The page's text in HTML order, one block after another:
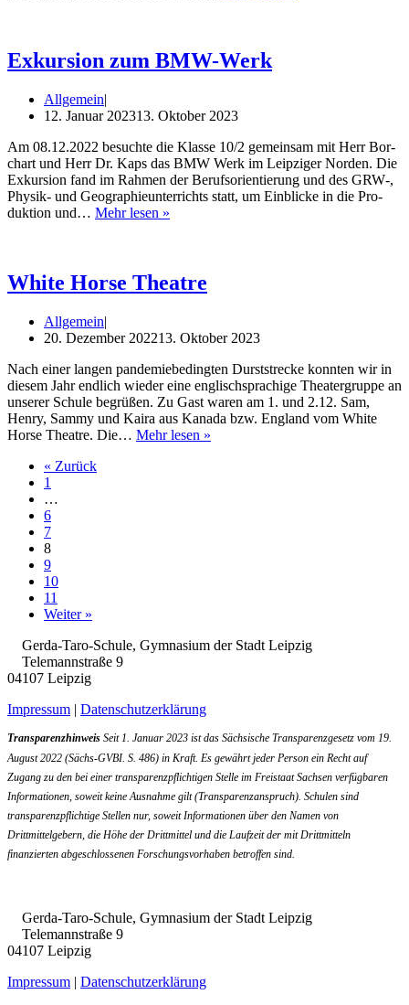
Advent“
Exkursion zum BMW-Werk
Allgemein
12. Januar 202313. Oktober 2023
Am 08.12.2022 besuch­te die Klas­se 10/2 gemein­sam mit Herr Bor­
chart und Herr Dr. Kaps das BMW Werk im Leip­zi­ger Nor­den. Die
Exkur­si­on fand im Rah­men der Berufs­ori­en­tie­rung und des GRW‑,
Phy­­sik- und Geo­gra­phie­un­ter­richts statt, um Ein­bli­cke in die Pro­
duk­ti­on und… Mehr lesen »
BMW-
Werk
White Horse Theatre
Allgemein
20. Dezember 202213. Oktober 2023
Nach einer lan­gen pan­de­mie­be­ding­ten Durst­stre­cke konn­ten wir in
die­sem Jahr end­lich wie­der eine eng­lisch­spra­chi­ge Thea­ter­grup­pe an
unse­rer Schu­le begrü­ßen. Zu Gast waren am 1. und 2.12. Sam,
Hen­ry, Sam­my und Kai­ra aus Kana­da bzw. Eng­land vom White
Hor­se Theat­re. Die… Mehr lesen »
« Zurück
1
…
6
7
8
9
10
11
Weiter »
Gerda-Taro-Schule, Gymnasium der Stadt Leipzig
Telemannstraße 9
04107 Leipzig
Impressum | Datenschutzerklärung
Transparenzhinweis Seit 1. Januar 2023 ist das Sächsische Transparenzgesetz vom 19.
August 2022 (Sächs-GVBI. S. 486) in Kraft. Es gewährt jeder Person ein Recht auf
Zugang zu den bei einer transparenzpflichtigen Stelle im Freistaat Sachsen verfügbaren
Informationen, soweit keine Ausnahme gilt (Transparenzanspruch). Schulen sind
transparenzpflichtige Stellen nur, soweit Informationen über den Namen von
Drittmittelgebern, die Höhe der Drittmittel und die Laufzeit der mit Drittmitteln
finanzierten abgeschlossenen Forschungsvorhaben betroffen sind.
Gerda-Taro-Schule, Gymnasium der Stadt Leipzig
Telemannstraße 9
04107 Leipzig
Impressum | Datenschutzerklärung